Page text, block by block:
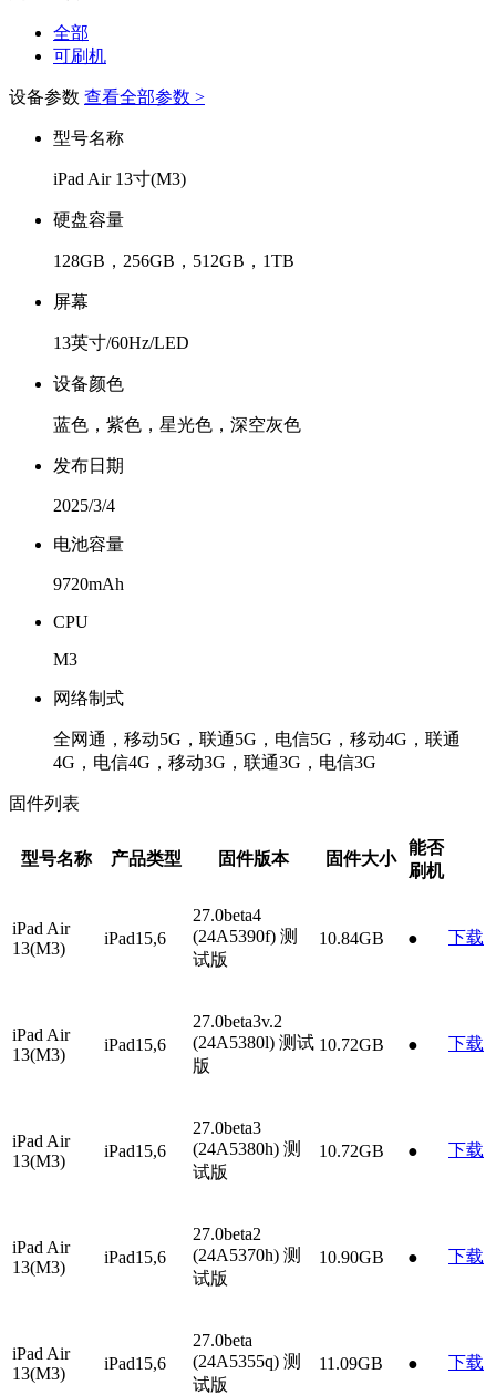
全部
可刷机
设备参数 查看全部参数 >
型号名称
iPad Air 13寸(M3)
硬盘容量
128GB，256GB，512GB，1TB
屏幕
13英寸/60Hz/LED
设备颜色
蓝色，紫色，星光色，深空灰色
发布日期
2025/3/4
电池容量
9720mAh
CPU
M3
网络制式
全网通，移动5G，联通5G，电信5G，移动4G，联通
4G，电信4G，移动3G，联通3G，电信3G
固件列表
型号名称 产品类型 固件版本 固件大小
能否
刷机
iPad Air
13(M3)
iPad15,6
27.0beta4
(24A5390f) 测
试版
10.84GB ● 下载
iPad Air
13(M3)
iPad15,6
27.0beta3v.2
(24A5380l) 测试
版
10.72GB ● 下载
iPad Air
13(M3)
iPad15,6
27.0beta3
(24A5380h) 测
试版
10.72GB ● 下载
iPad Air
13(M3)
iPad15,6
27.0beta2
(24A5370h) 测
试版
10.90GB ● 下载
iPad Air
13(M3)
iPad15,6
27.0beta
(24A5355q) 测
试版
11.09GB ● 下载